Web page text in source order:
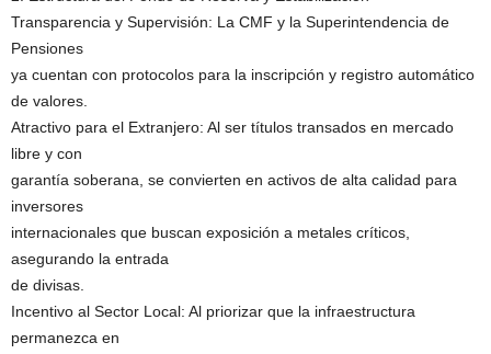
Transparencia y Supervisión: La CMF y la Superintendencia de
Pensiones
ya cuentan con protocolos para la inscripción y registro automático
de valores.
Atractivo para el Extranjero: Al ser títulos transados en mercado
libre y con
garantía soberana, se convierten en activos de alta calidad para
inversores
internacionales que buscan exposición a metales críticos,
asegurando la entrada
de divisas.
Incentivo al Sector Local: Al priorizar que la infraestructura
permanezca en